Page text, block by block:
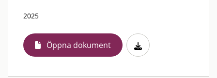
2025
Öppna dokument